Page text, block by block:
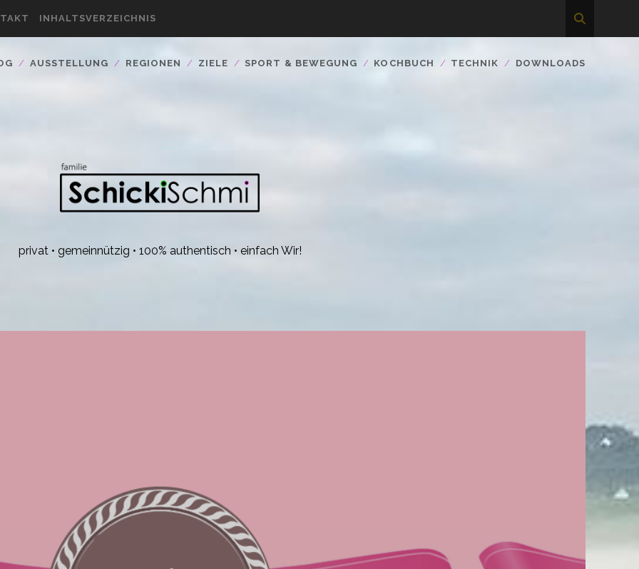
INHALTSVERZEICHNIS
AUSSTELLUNG REGIONEN ZIELE SPORT & BEWEGUNG KOCHBUCH TECHNIK DOWNLOADS
privat • gemeinnützig • 100% authentisch • einfach Wir!